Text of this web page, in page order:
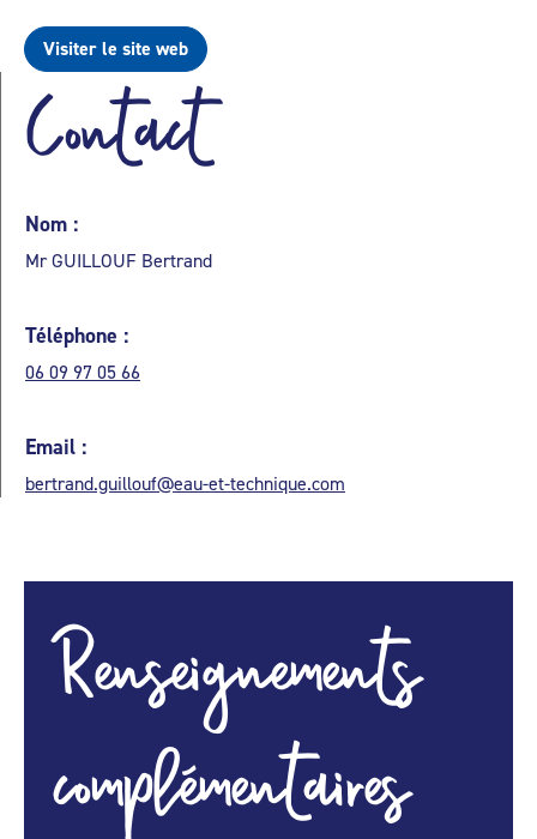
Visiter le site web
Contact
Nom :
Mr GUILLOUF Bertrand
Téléphone :
06 09 97 05 66
Email :
bertrand.guillouf@eau-et-technique.com
Renseignements
complémentaires